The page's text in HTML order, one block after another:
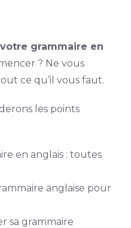
grammaire en
? Ne vous
ce qu’il vous faut.
les points
en anglais : toutes
anglaise pour
sa grammaire